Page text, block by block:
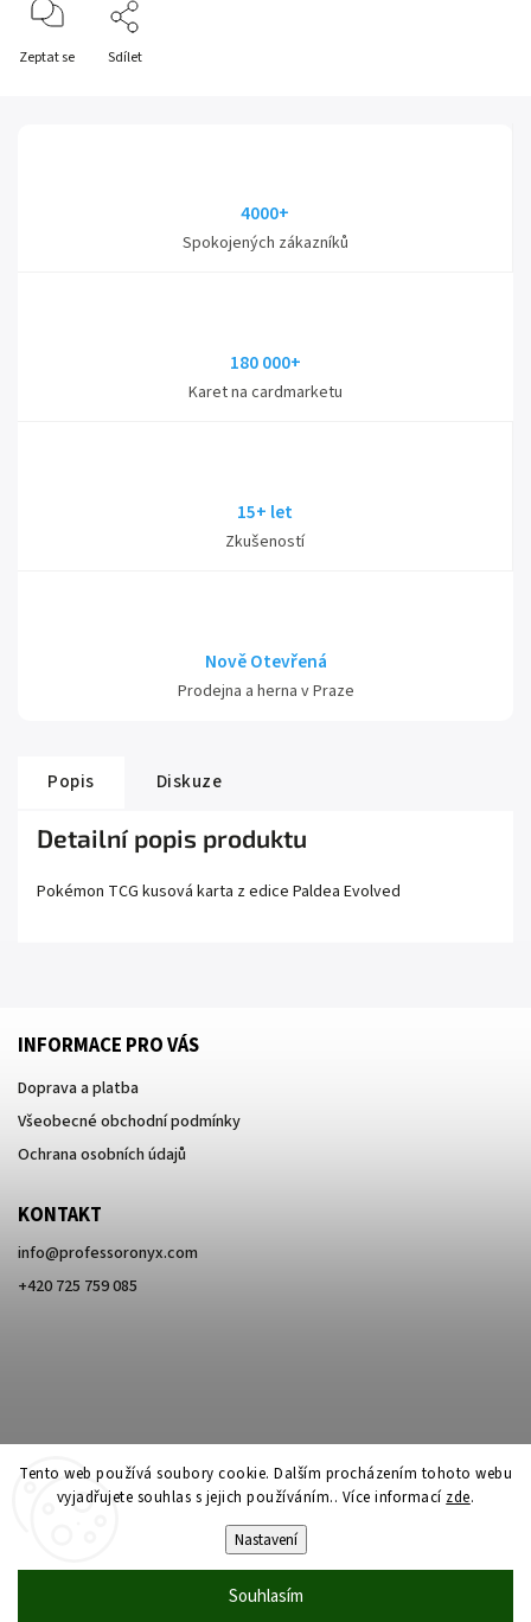
Tento web používá soubory cookie. Dalším procházením tohoto webu
vyjadřujete souhlas s jejich používáním.. Více informací zde.
Nastavení
Souhlasím
Zeptat se Sdílet
4000+
Spokojených zákazníků
180 000+
Karet na cardmarketu
15+ let
Zkušeností
Nově Otevřená
Prodejna a herna v Praze
Popis Diskuze
Detailní popis produktu
Pokémon TCG kusová karta z edice Paldea Evolved
INFORMACE PRO VÁS
Doprava a platba
Všeobecné obchodní podmínky
Ochrana osobních údajů
KONTAKT
info@professoronyx.com
+420 725 759 085
Professor Onyx. Všechna práva vyhrazena.